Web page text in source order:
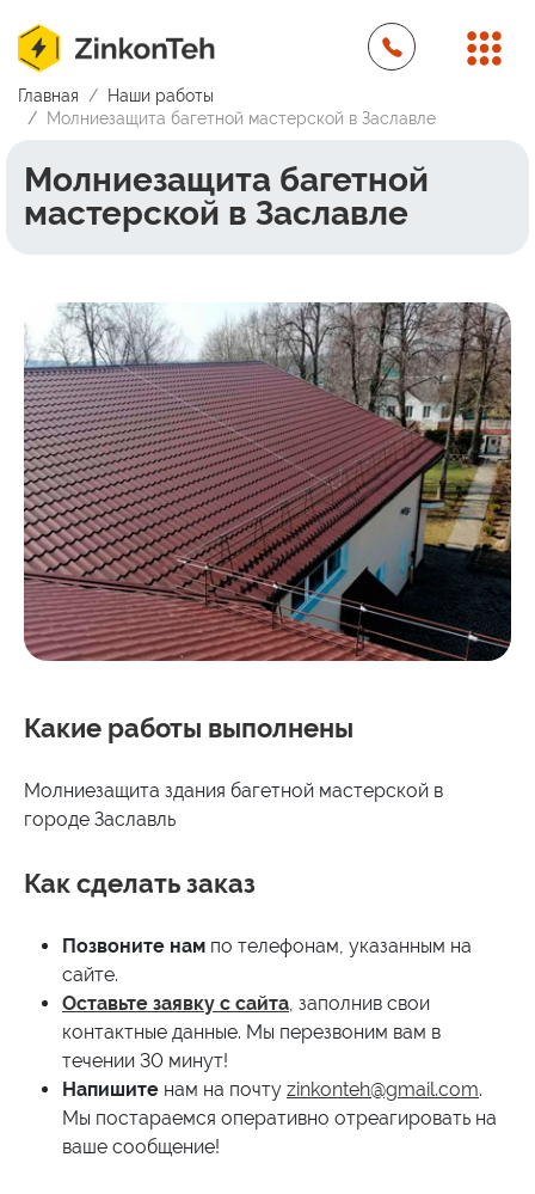
Главная
Наши работы
Молниезащита багетной мастерской в Заславле
Молниезащита багетной
мастерской в Заславле
Какие работы выполнены
Молниезащита здания багетной мастерской в
городе Заславль
Как сделать заказ
Позвоните нам по телефонам, указанным на
сайте.
Оставьте заявку с сайта, заполнив свои
контактные данные. Мы перезвоним вам в
течении 30 минут!
Напишите нам на почту zinkonteh@gmail.com.
Мы постараемся оперативно отреагировать на
ваше сообщение!